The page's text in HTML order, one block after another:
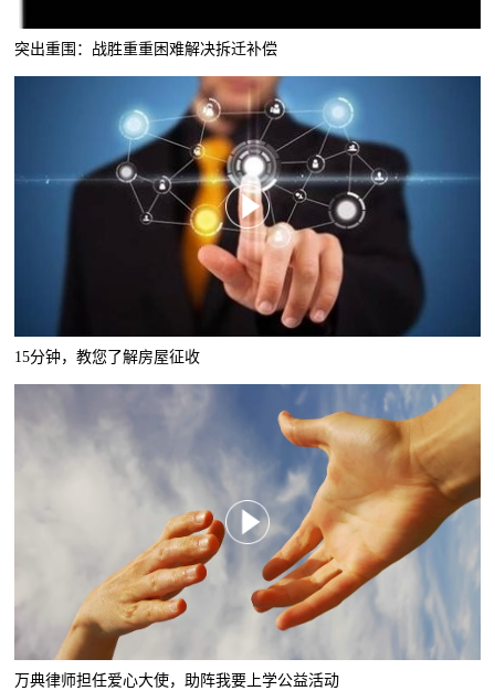
突出重围：战胜重重困难解决拆迁补偿
15分钟，教您了解房屋征收
万典律师担任爱心大使，助阵我要上学公益活动